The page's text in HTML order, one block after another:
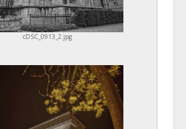
cDSC_0913_2.jpg